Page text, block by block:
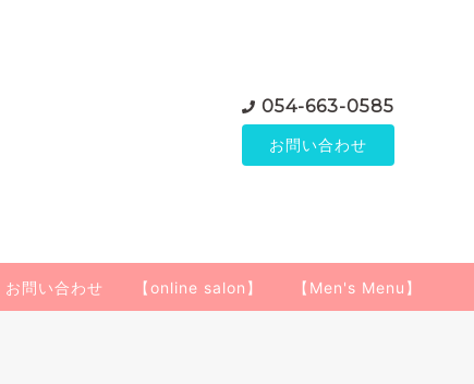
054-663-0585
お問い合わせ
お問い合わせ 【online salon】 【Men's Menu】